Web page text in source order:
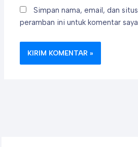
Simpan nama, email, dan
peramban ini untuk komentar